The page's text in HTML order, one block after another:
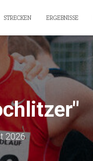
STRECKEN ERGEBNISSE
2026